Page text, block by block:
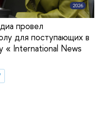
провел
для поступающих в
« International News